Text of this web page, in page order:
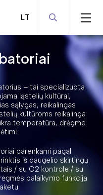
dozavimo sistemos
įranga
įranga
sprendimai
centrifugos
chromatografijos
chromatografijos
matavimas
– tai specializuota
ląstelių kultūrai,
sąlygas, reikalingas
kultūroms reikalinga
temperatūra, drėgme
parenkami pagal
iš daugelio skirtingų
/ su O2 kontrole / su
palaikymo funkcija